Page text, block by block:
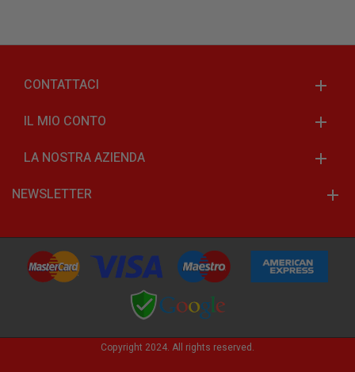
CONTATTACI
IL MIO CONTO
LA NOSTRA AZIENDA
NEWSLETTER
Copyright 2024. All rights reserved.